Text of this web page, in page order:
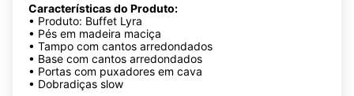
Características do Produto:
• Produto: Buffet Lyra
• Pés em madeira maciça
• Tampo com cantos arredondados
• Base com cantos arredondados
• Portas com puxadores em cava
• Dobradiças slow